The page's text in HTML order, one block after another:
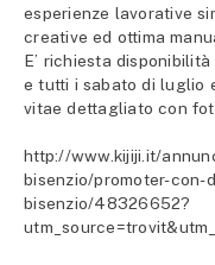
esperienze lavorative
creative ed ottima
E’ richiesta
e tutti i sabato di luglio
vitae dettagliato con
http://www.kijiji.it/
bisenzio/promoter-con-
bisenzio/48326652?